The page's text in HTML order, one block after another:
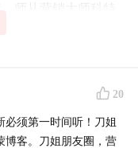
师从营销大师科特
之一，现在是科特
我自己也是看着科
还会重新温习一
已经出到 16 版。
20
须第一时间听！刀姐
博客。刀姐朋友圈，营